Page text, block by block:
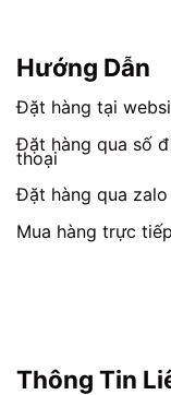
trang
sản
phẩm
Hướng Dẫn
Đặt hàng tại
Đặt hàng qua số
thoại
Đặt hàng qua zalo
Mua hàng trực tiếp
Thông Tin